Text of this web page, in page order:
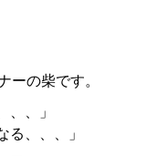
ーの柴です。
、、」
る、、、」